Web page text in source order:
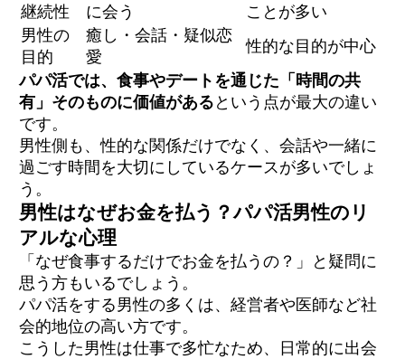
継続性
に会う
ことが多い
男性の
目的
癒し・会話・疑似恋
愛
性的な目的が中心
パパ活では、食事やデートを通じた「時間の共
有」そのものに価値がある という点が最大の違い
です。
男性側も、性的な関係だけでなく、会話や一緒に
過ごす時間を大切にしているケースが多いでしょ
う。
男性はなぜお金を払う？パパ活男性のリ
アルな心理
「なぜ食事するだけでお金を払うの？」と疑問に
思う方もいるでしょう。
パパ活をする男性の多くは、経営者や医師など社
会的地位の高い方です。
こうした男性は仕事で多忙なため、日常的に出会